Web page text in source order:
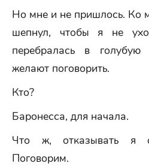
Но мне и не пришлось. Ко
шепнул, чтобы я не
перебралась в
желают поговорить.
Кто?
Баронесса, для начала.
Что ж, отказывать я
Поговорим.